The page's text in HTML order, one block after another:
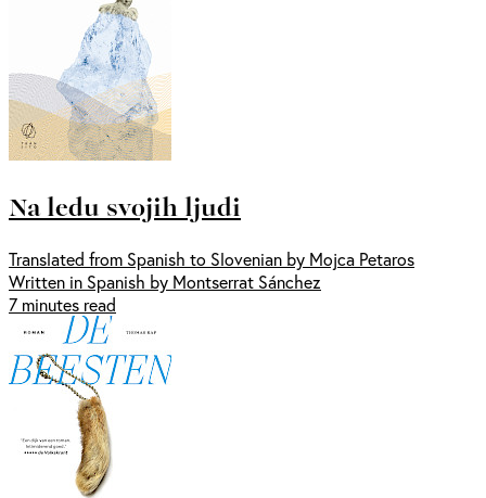
Na ledu svojih ljudi
Translated from Spanish to Slovenian by Mojca Petaros
Written in Spanish by Montserrat Sánchez
7 minutes read